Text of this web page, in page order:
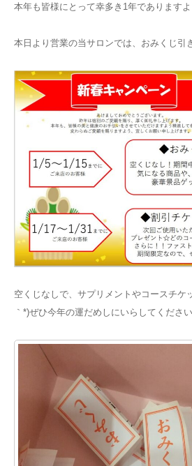
本年も皆様にとって幸多き1年でありますよ
本日より営業の当サロンでは、おみくじ引
空くじなしで、サプリメントやコースチケ
｀*)ぜひ今年の運だめしにいらしてくださ